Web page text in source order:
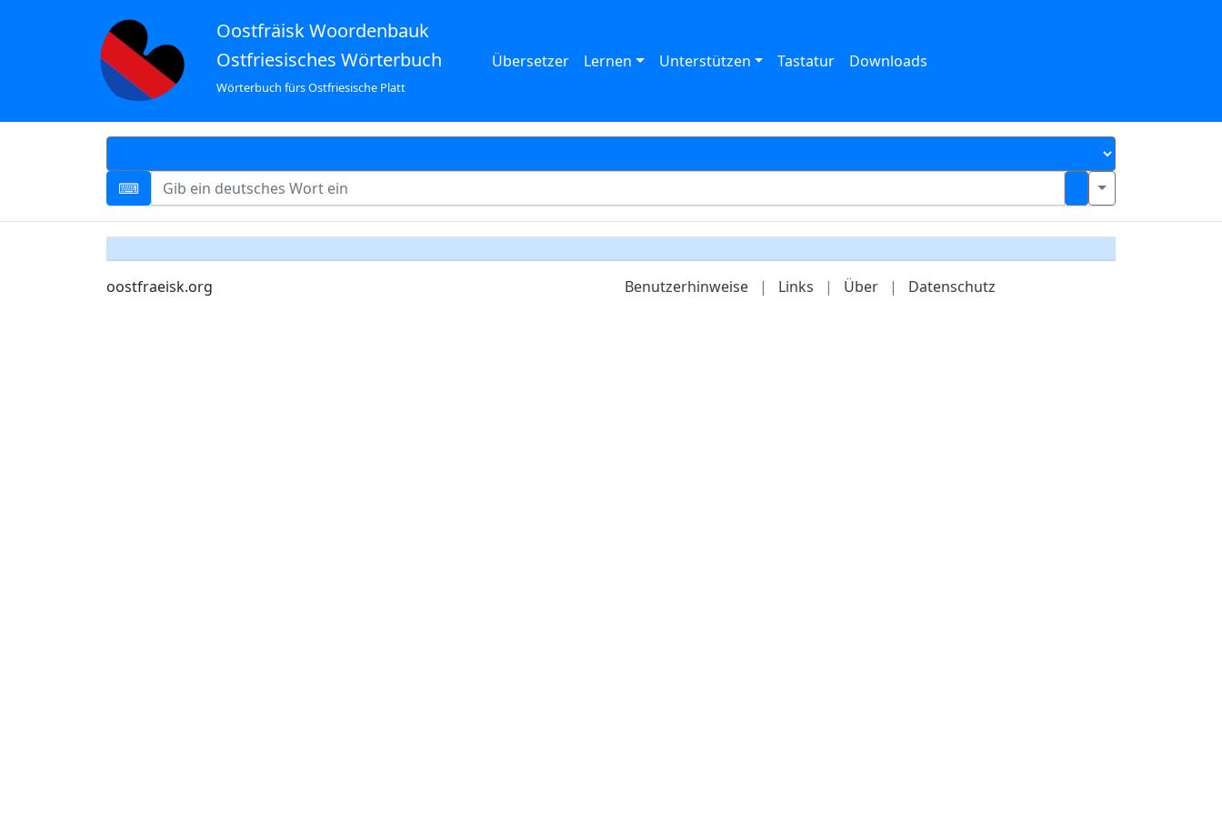
Oostfräisk Woordenbauk
Ostfriesisches Wörterbuch
Wörterbuch fürs Ostfriesische Platt
Übersetzer Lernen Unterstützen Tastatur Downloads
oostfraeisk.org Benutzerhinweise | Links | Über | Datenschutz